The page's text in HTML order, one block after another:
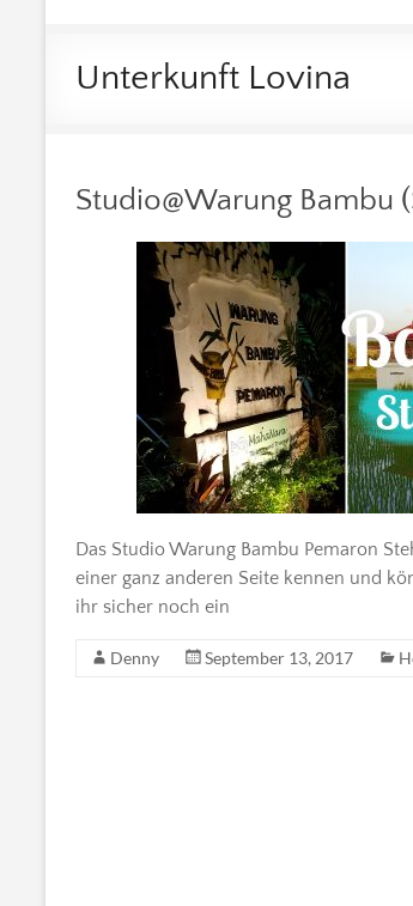
Unterkunft Lovina
Studio@Warung Bambu
Das Studio Warung Bambu Pemaron
einer ganz anderen Seite kennen und
ihr sicher noch ein
Denny September 13, 2017